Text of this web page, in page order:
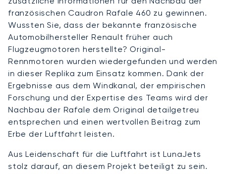
französischen Caudron Rafale 460 zu gewinnen.
Wussten Sie, dass der bekannte französische
Automobilhersteller Renault früher auch
Flugzeugmotoren herstellte? Original-
Rennmotoren wurden wiedergefunden und werden
in dieser Replika zum Einsatz kommen. Dank der
Ergebnisse aus dem Windkanal, der empirischen
Forschung und der Expertise des Teams wird der
Nachbau der Rafale dem Original detailgetreu
entsprechen und einen wertvollen Beitrag zum
Erbe der Luftfahrt leisten.
Aus Leidenschaft für die Luftfahrt ist LunaJets
stolz darauf, an diesem Projekt beteiligt zu sein.